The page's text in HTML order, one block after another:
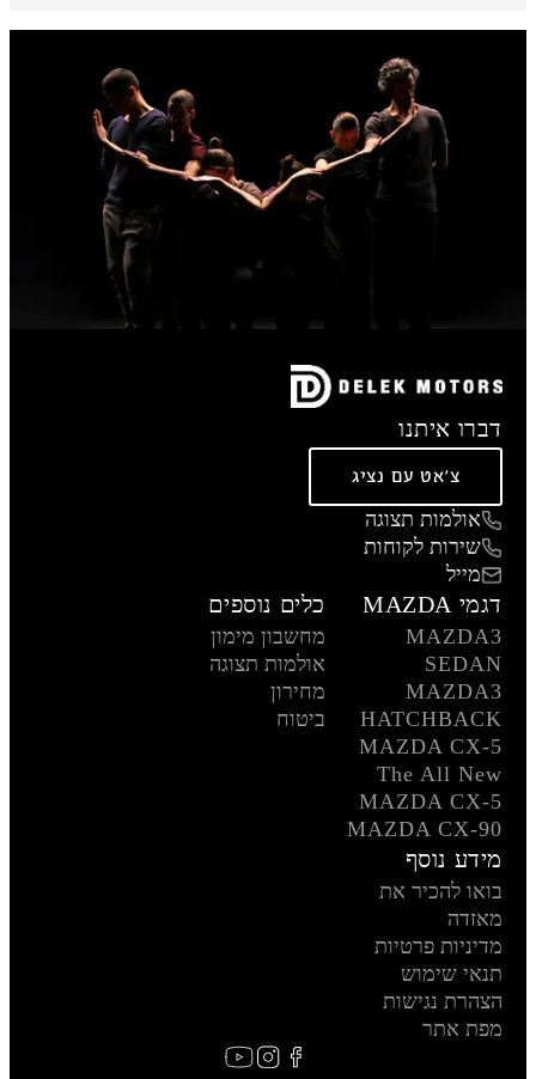
דברו איתנו
צ'אט עם נציג
אולמות תצוגה
שירות לקוחות
מייל
דגמי MAZDA
MAZDA3
SEDAN
MAZDA3
HATCHBACK
MAZDA CX-5
The All New
MAZDA CX-5
MAZDA CX-90
כלים נוספים
מחשבון מימון
אולמות תצוגה
מחירון
ביטוח
מידע נוסף
בואו להכיר את
מאזדה
מדיניות פרטיות
תנאי שימוש
הצהרת נגישות
מפת אתר